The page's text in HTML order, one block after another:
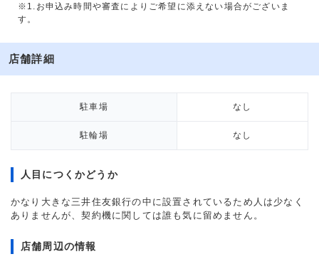
※1.お申込み時間や審査によりご希望に添えない場合がございま
す。
店舗詳細
駐車場 なし
駐輪場 なし
人目につくかどうか
かなり大きな三井住友銀行の中に設置されているため人は少なく
ありませんが、契約機に関しては誰も気に留めません。
店舗周辺の情報